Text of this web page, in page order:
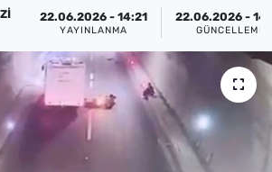
22.06.2026 - 14:21
YAYINLANMA
22.06.2026 -
GÜNCELLEME